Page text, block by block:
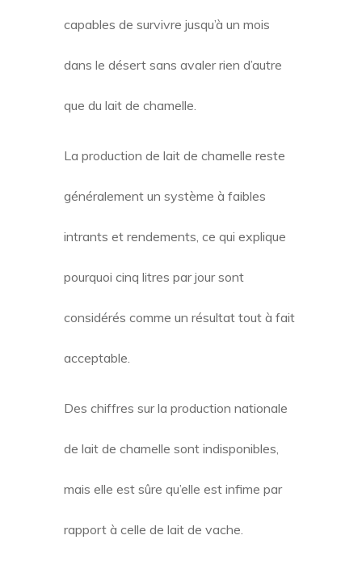
capables de survivre jusqu’à un mois
dans le désert sans avaler rien d’autre
que du lait de chamelle.
La production de lait de chamelle reste
généralement un système à faibles
intrants et rendements, ce qui explique
pourquoi cinq litres par jour sont
considérés comme un résultat tout à fait
acceptable.
Des chiffres sur la production nationale
de lait de chamelle sont indisponibles,
mais elle est sûre qu’elle est infime par
rapport à celle de lait de vache.